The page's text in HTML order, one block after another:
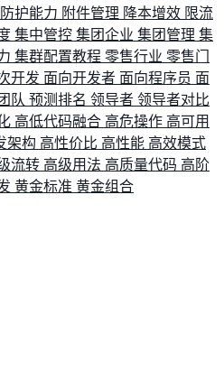
防护能力 附件管理 降本增效 限流
集中管控 集团企业 集团管理 集
集群配置教程 零售行业 零售门
开发 面向开发者 面向程序员 面
队 预测排名 领导者 领导者对比
高低代码融合 高危操作 高可用
架构 高性价比 高性能 高效模式
流转 高级用法 高质量代码 高阶
黄金标准 黄金组合